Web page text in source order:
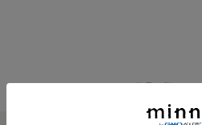
minne ホーム momoyu の作品一覧